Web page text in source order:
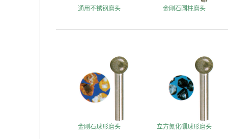
通用不锈钢磨头 金刚石圆柱磨头
金刚石球形磨头 立方氮化硼球形磨头